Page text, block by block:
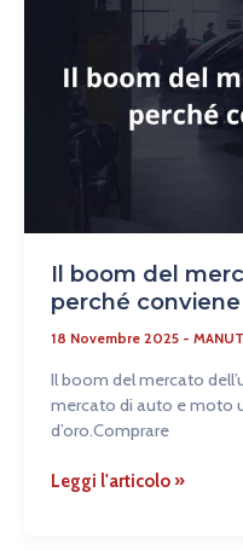
Il boom del
perché conviene
18 Novembre 2025 -
Il boom del mercato
mercato di auto e moto
d’oro.Comprare
dell’usato:
perché
conviene
Leggi l'articolo »